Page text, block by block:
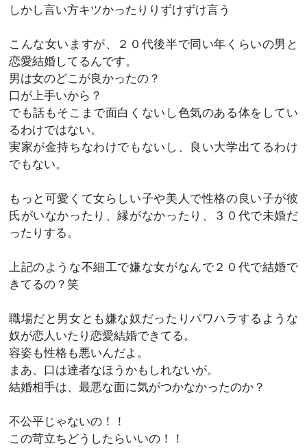
しかし言い方キツかったりりずけずけ言う
こんな女いますが、２０代後半で同い年くらいの男と
恋愛結婚してるんです。
男は女のどこが良かったの？
口が上手いから？
でも話もそこまで面白くないし色気のある体をしてい
るわけではない。
実家が金持ちなわけでもないし、良い大学出てるわけ
でもない。
もっと可愛くて女らしい子や美人で性格の良い子が彼
氏がいなかったり、縁がなかったり、３０代で未婚だ
ったりする。
上記のような不細工で嫌な女がなんで２０代で結婚で
きてるの？笑
職場だと男女とも嫌な奴だったりパワハラするような
奴が恋人いたり恋愛結婚できてる。
容姿も性格も悪いんだよ。
まあ、口は達者なほうかもしれないが。
結婚相手は、最悪な面に気がつかなかったのか？
不公平じゃないの！！
この苛立ちどうしたらいいの！！